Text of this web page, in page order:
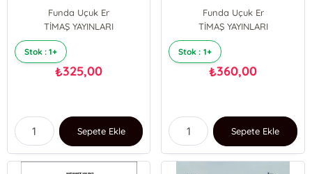
Funda Uçuk Er
TİMAŞ YAYINLARI
Stok : 1+
₺325,00
Sepete Ekle
Funda Uçuk Er
TİMAŞ YAYINLARI
Stok : 1+
₺360,00
Sepete Ekle